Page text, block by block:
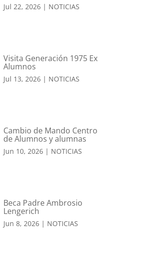
Jul 22, 2026 | NOTICIAS
Visita Generación 1975 Ex
Alumnos
Jul 13, 2026 | NOTICIAS
Cambio de Mando Centro
de Alumnos y alumnas
Jun 10, 2026 | NOTICIAS
Beca Padre Ambrosio
Lengerich
Jun 8, 2026 | NOTICIAS